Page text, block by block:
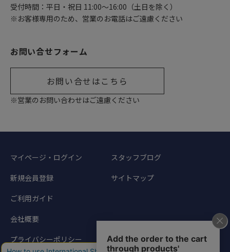
受付時間：平日・祝日 11:00〜16:00（土日を除く）
※お客様専用のため、営業のお電話はご遠慮ください
お問い合せフォーム
お問い合せはこちら
※営業のお問い合わせはご遠慮ください
マイページ・ログイン
新規会員登録
ご利用ガイド
会社概要
プライバシーポリシー
スタッフブログ
サイトマップ